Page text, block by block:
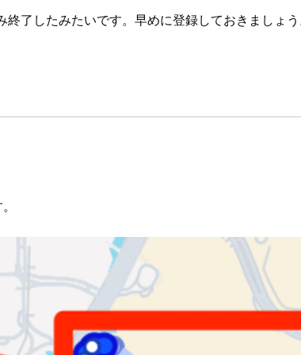
了したみたいです。早めに登録しておきましょ